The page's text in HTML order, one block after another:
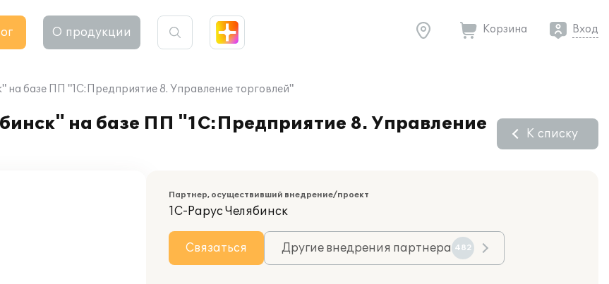
О продукции Корзина Вход
базе ПП "1С:Предприятие 8. Управление торговлей"
на базе ПП "1С:Предприятие 8. Управление
К списку
Партнер, осуществивший внедрение/проект
1С-Рарус Челябинск
Связаться Другие внедрения партнера 482